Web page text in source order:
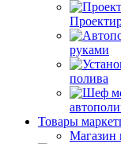
руками
полива
Товары
Магазин